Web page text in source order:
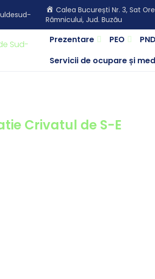
Calea București Nr. 3, Sat
Râmnicului, Jud. Buzău
Prezentare PEO
Servicii de ocupare și
Crivatul de S-E